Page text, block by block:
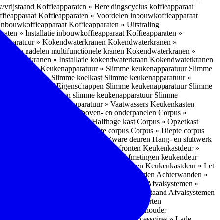
vrijstaand Koffieapparaten » Bereidingscyclus koffieapparaat
Koffieapparaten » Voordelen inbouwkoffieapparaat
Koffieapparaten » Uitstraling
» Installatie inbouwkoffieapparaat Koffieapparaten »
» Kokendwaterkranen Kokendwaterkranen »
en nadelen multifunctionele kranen Kokendwaterkranen »
» Installatie kokendwaterkraan Kokendwaterkranen
» OvensKeukenapparatuur » Slimme keukenapparatuur Slimme
» Slimme koelkast Slimme keukenapparatuur »
» Eigenschappen Slimme keukenapparatuur Slimme
» Nadelen slimme keukenapparatuur Slimme
Keukenapparatuur » Vaatwassers Keukenkasten
Corpus » Buitenkant zij-, boven- en onderpanelen Corpus »
Corpus » Halfhoge kast Corpus » Opzetkast
Corpus » Breedte corpus Corpus » Diepte corpus
Hang- en sluitwerk » Zware deuren Hang- en sluitwerk
» Soorten deur- en ladefronten Keukenkastdeur »
Keukenkastdeur » Afmetingen keukendeur
Keukenkastdeur » Deurgrepen Keukenkastdeur » Let
Achterwanden » Nadelen achterwanden Achterwanden »
Afvalsystemen »
Afvalsystemen » Vrijstaand Afvalsystemen
Inbouwaccessoires » Soorten
Inbouwaccessoires » Handdoekhouder